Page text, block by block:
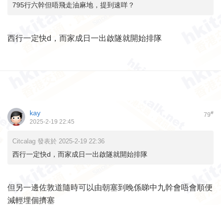
795行六幹但唔飛走油麻地，提到速咩？
西行一定快d，而家成日一出啟隧就開始排隊
79#
kay
2025-2-19 22:45
Citcalag 發表於 2025-2-19 22:36
西行一定快d，而家成日一出啟隧就開始排隊
但另一邊佐敦道隨時可以由朝塞到晚係睇中九幹會唔會順便
減輕埋個擠塞